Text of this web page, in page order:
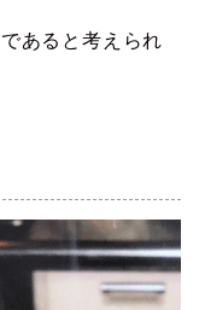
であると考えられ